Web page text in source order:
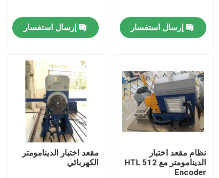
حولنا
مراقبة الجودة
اتصل بنا
أخبار
إرسال استفسار إرسال استفسار
نظام مقعد اختبار
الدينامومتر مع HTL 512
Encoder
مقعد اختبار الدينامومتر
الكهربائي